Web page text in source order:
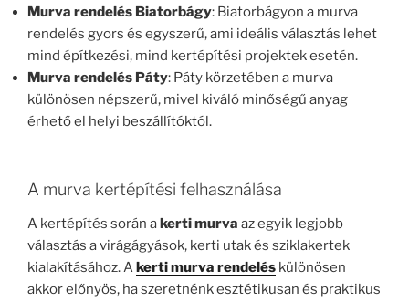
Murva rendelés Biatorbágy: Biatorbágyon a murva
rendelés gyors és egyszerű, ami ideális választás lehet
mind építkezési, mind kertépítési projektek esetén.
Murva rendelés Páty: Páty körzetében a murva
különösen népszerű, mivel kiváló minőségű anyag
érhető el helyi beszállítóktól.
A murva kertépítési felhasználása
A kertépítés során akerti murva az egyik legjobb
választás a virágágyások, kerti utak és sziklakertek
kialakításához. Akerti murva rendelés különösen
akkor előnyös, ha szeretnénk esztétikusan és praktikus